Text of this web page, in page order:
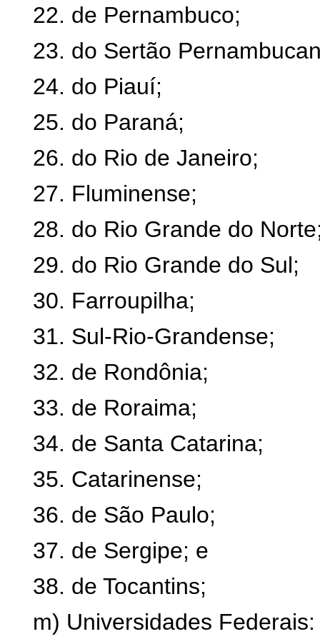
22. de Pernambuco;
23. do Sertão
24. do Piauí;
25. do Paraná;
26. do Rio de Janeiro;
27. Fluminense;
28. do Rio Grande do
29. do Rio Grande do Sul;
30. Farroupilha;
31. Sul-Rio-Grandense;
32. de Rondônia;
33. de Roraima;
34. de Santa Catarina;
35. Catarinense;
36. de São Paulo;
37. de Sergipe; e
38. de Tocantins;
m) Universidades Federais: